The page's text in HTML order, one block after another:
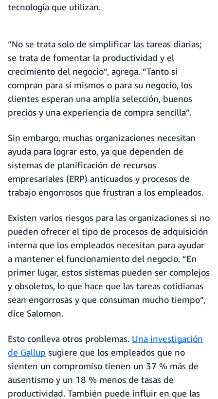
tecnología que utilizan.
“No se trata solo de simplificar las tareas diarias;
se trata de fomentar la productividad y el
crecimiento del negocio”, agrega. “Tanto si
compran para sí mismos o para su negocio, los
clientes esperan una amplia selección, buenos
precios y una experiencia de compra sencilla”.
Sin embargo, muchas organizaciones necesitan
ayuda para lograr esto, ya que dependen de
sistemas de planificación de recursos
empresariales (ERP) anticuados y procesos de
trabajo engorrosos que frustran a los empleados.
Existen varios riesgos para las organizaciones si no
pueden ofrecer el tipo de procesos de adquisición
interna que los empleados necesitan para ayudar
a mantener el funcionamiento del negocio. “En
primer lugar, estos sistemas pueden ser complejos
y obsoletos, lo que hace que las tareas cotidianas
sean engorrosas y que consuman mucho tiempo”,
dice Salomon.
Esto conlleva otros problemas. Una investigación
de Gallup sugiere que los empleados que no
sienten un compromiso tienen un 37 % más de
ausentismo y un 18 % menos de tasas de
productividad. También puede influir en que las